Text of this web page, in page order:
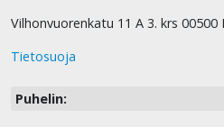
Vilhonvuorenkatu 11 A 3. krs 00500
Tietosuoja
Puhelin: